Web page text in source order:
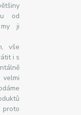
od
ji
vše
i s